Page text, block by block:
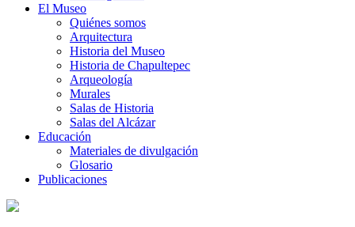
El Museo
Quiénes somos
Arquitectura
Historia del Museo
Historia de Chapultepec
Arqueología
Murales
Salas de Historia
Salas del Alcázar
Educación
Materiales de divulgación
Glosario
Publicaciones